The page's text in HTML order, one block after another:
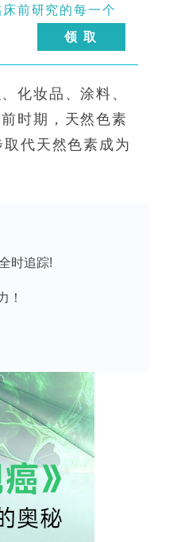
前研究的每一个
领 取
化妆品、涂料、
时期，天然色素
代天然色素成为
逐渐显现，包括
多使用天然色
时长、占地广、
为15–20 mg/kg
）发酵获
克色素。相比之
产的能力而备受
及藻胆蛋白；细
可产胞内及胞外
发酵效价存在差
）效价为0.8–
素属于次级代谢
）、类胡萝卜素
时追踪!
！